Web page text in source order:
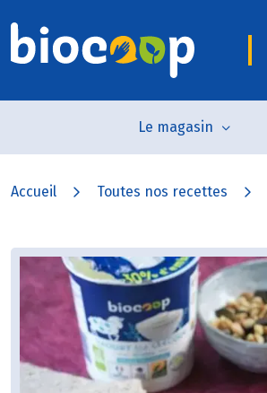
Le magasin
Accueil Toutes nos recettes